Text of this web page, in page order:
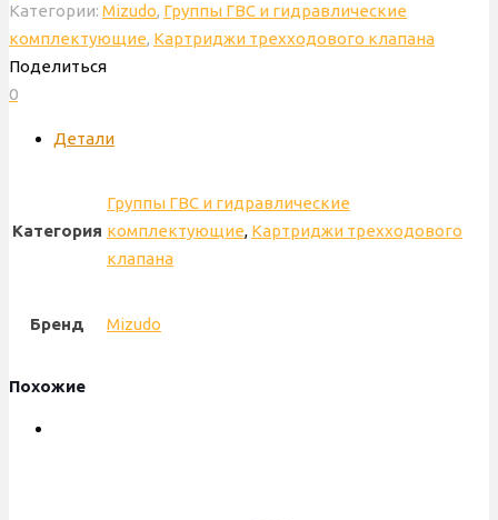
трехходового
клапана
Elsotherm,
Mizudo,
резьба,
Категории: Mizudo, Группы ГВС и гидравлические
комплектующие, Картриджи трехходового клапана
Поделиться
0
Детали
Категория
Группы ГВС и гидравлические
комплектующие, Картриджи трехходового
клапана
Бренд Mizudo
Похожие